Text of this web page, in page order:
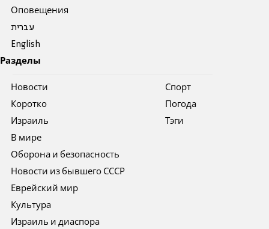
Оповещения
עברית
English
Разделы
Новости
Коротко
Израиль
В мире
Оборона и безопасность
Новости из бывшего СССР
Еврейский мир
Культура
Израиль и диаспора
Спорт
Погода
Тэги